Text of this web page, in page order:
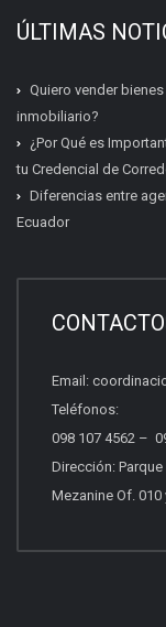
ÚLTIMAS
Quiero vender
inmobiliario?
¿Por Qué es
tu Credencial de
Diferencias entre
Ecuador
Email:
Teléfonos:
098 107 4562 –
Dirección:
Mezanine Of. 010